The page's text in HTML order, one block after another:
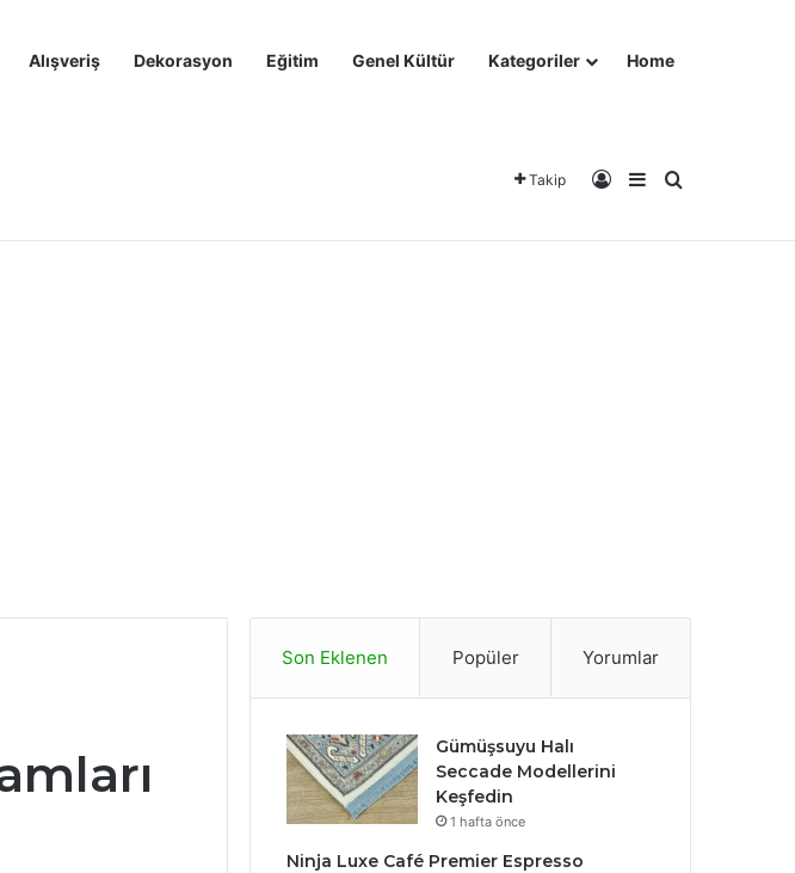
Alışveriş Dekorasyon Eğitim Genel Kültür Kategoriler Home
Takip Kayıt OlKenar Bölmesi
Arama yap
Son Eklenen Popüler Yorumlar
Gümüşsuyu Halı
Seccade Modellerini
Keşfedin
1 hafta önce
Ninja Luxe Café Premier Espresso